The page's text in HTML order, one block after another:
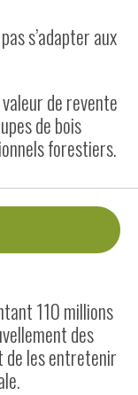
s’adapter aux
de revente
de bois
forestiers.
110 millions
des
les entretenir